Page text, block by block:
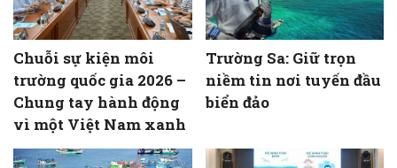
Chuỗi sự kiện môi
trường quốc gia 2026 –
Chung tay hành động
vì một Việt Nam xanh
Trường Sa: Giữ trọn
niềm tin nơi tuyến đầu
biển đảo